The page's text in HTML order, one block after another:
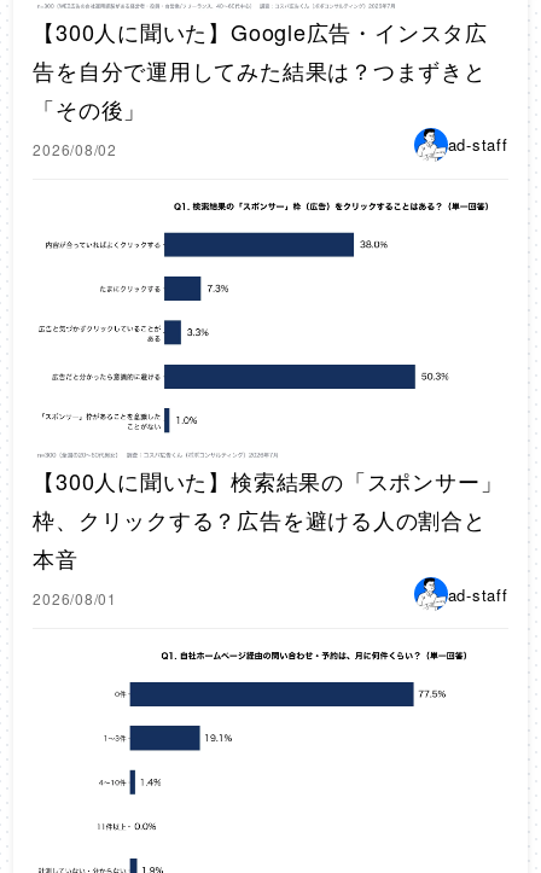
【300人に聞いた】Google広告・インスタ広
告を自分で運用してみた結果は？つまずきと
「その後」
2026/08/02 ad-staff
【300人に聞いた】検索結果の「スポンサー」
枠、クリックする？広告を避ける人の割合と
本音
2026/08/01 ad-staff